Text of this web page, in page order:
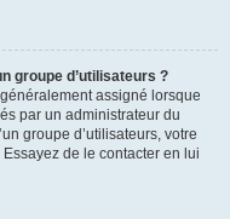
groupe d’utilisateurs ?
assigné lorsque
par un administrateur du
groupe d’utilisateurs, votre
de le contacter en lui